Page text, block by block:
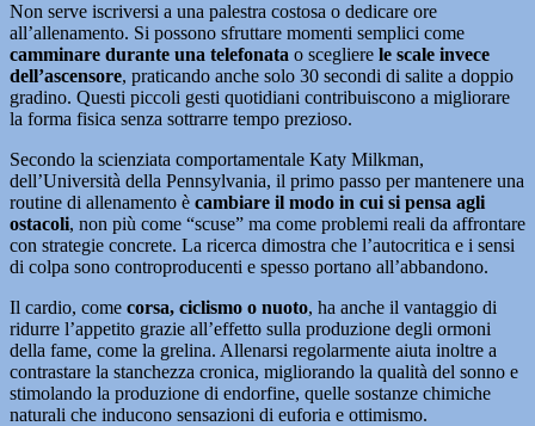
Non serve iscriversi a una palestra costosa o dedicare ore
all’allenamento. Si possono sfruttare momenti semplici come
camminare durante una telefonata o scegliere le scale invece
dell’ascensore, praticando anche solo 30 secondi di salite a doppio
gradino. Questi piccoli gesti quotidiani contribuiscono a migliorare
la forma fisica senza sottrarre tempo prezioso.
Secondo la scienziata comportamentale Katy Milkman,
dell’Università della Pennsylvania, il primo passo per mantenere una
routine di allenamento è cambiare il modo in cui si pensa agli
ostacoli, non più come “scuse” ma come problemi reali da affrontare
con strategie concrete. La ricerca dimostra che l’autocritica e i sensi
di colpa sono controproducenti e spesso portano all’abbandono.
Il cardio, come corsa, ciclismo o nuoto, ha anche il vantaggio di
ridurre l’appetito grazie all’effetto sulla produzione degli ormoni
della fame, come la grelina. Allenarsi regolarmente aiuta inoltre a
contrastare la stanchezza cronica, migliorando la qualità del sonno e
stimolando la produzione di endorfine, quelle sostanze chimiche
naturali che inducono sensazioni di euforia e ottimismo.